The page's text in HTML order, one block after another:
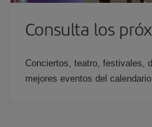
Consulta los
Conciertos, teatro, festivales,
mejores eventos del